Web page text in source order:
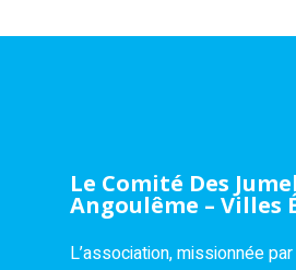
Le Comité Des
Angoulême – Villes
L’association, missionnée